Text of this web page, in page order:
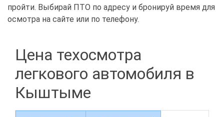
пройти. Выбирай ПТО по адресу и бронируй время для
осмотра на сайте или по телефону.
Цена техосмотра
легкового автомобиля в
Кыштыме